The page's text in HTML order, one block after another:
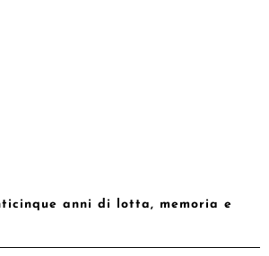
anni di lotta, memoria e